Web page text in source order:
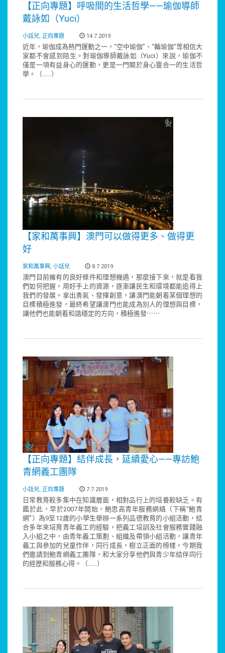
【正向專題】呼吸間的生活哲學——瑜伽導師
戴詠如（Yuci）
小話兒, 正向專題 14.7.2019
近年，瑜伽成為熱門運動之一，“空中瑜伽”、“輪瑜伽”等相信大
家都不會感到陌生。對瑜伽導師戴詠如（Yuci）來說，瑜伽不
僅是一項有益身心的運動，更是一門關於身心靈合一的生活哲
學。（……）
【家和萬事興】澳門可以做得更多、做得更
好
家和萬事興, 小話兒 8.7.2019
澳門目前擁有的良好條件和理想機遇，那麼接下來，就是看我
們如何把握，用好手上的資源，逐漸讓民生和環境都能追得上
我們的發展。拿出勇氣、發揮創意，讓澳門能朝着某個理想的
目標積極進發，最終希望讓澳門也能成為別人的理想與目標，
讓他們也能朝着和諧穩定的方向，積極進發⋯⋯
【正向專題】結伴成長，延續愛心——專訪鮑
青網義工團隊
小話兒, 正向專題 7.7.2019
日常教育較多集中在知識層面，相對品行上的培養較缺乏。有
鑑於此，早於2007年開始，鮑思高青年服務網絡（下稱“鮑青
網”）為9至12歲的小學生舉辦一系列品德教育的小組活動，結
合多年來培育青年義工的經驗，把義工培訓及社會服務實踐融
入小組之中，由青年義工策劃、組織及帶領小組活動，讓青年
義工與參加的兒童作伴，同行成長，樹立正面的榜樣。今期我
們邀請到鮑青網義工團隊，和大家分享他們與青少年結伴同行
的經歷和服務心得。（……）